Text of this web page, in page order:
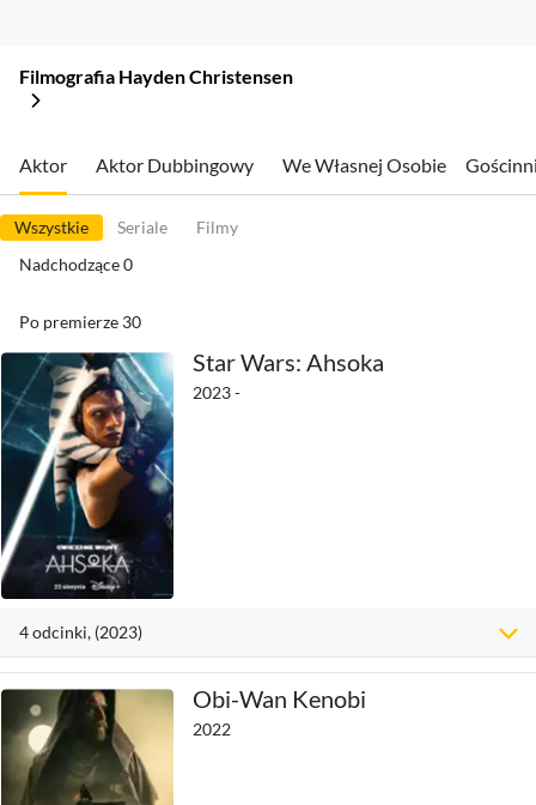
Filmografia Hayden Christensen
Aktor Aktor Dubbingowy We Własnej Osobie
Wszystkie Seriale
Filmy
Nadchodzące0
Po premierze 30
Star Wars: Ahsoka
2023 -
4odcinki, (2023)
Obi-Wan Kenobi
2022